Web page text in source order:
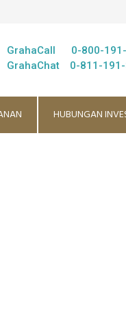
GrahaCall
0-800-
GrahaChat
0-811-
HUBUNGAN